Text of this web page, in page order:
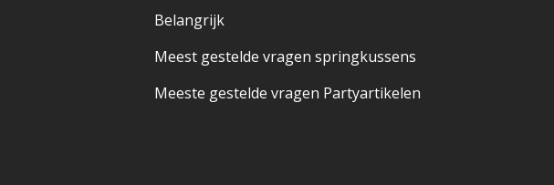
Belangrijk
Meest gestelde vragen springkussens
Meeste gestelde vragen Partyartikelen